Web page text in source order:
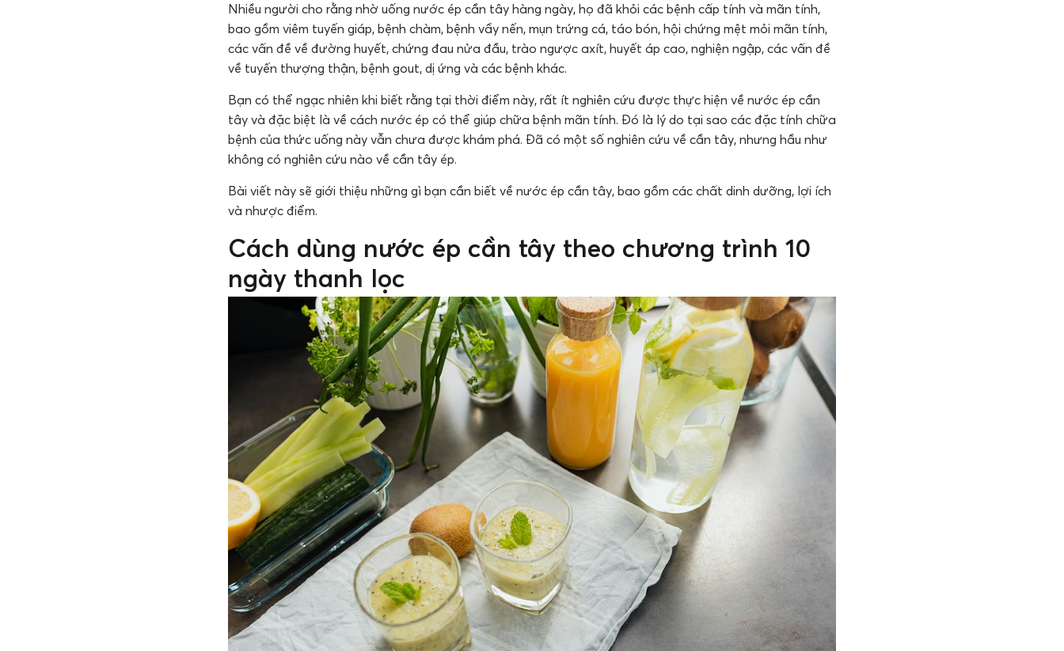
Nhiều người cho rằng nhờ uống nước ép cần tây hàng ngày, họ đã khỏi các bệnh cấp tính và mãn tính,
bao gồm viêm tuyến giáp, bệnh chàm, bệnh vẩy nến, mụn trứng cá, táo bón, hội chứng mệt mỏi mãn tính,
các vấn đề về đường huyết, chứng đau nửa đầu, trào ngược axít, huyết áp cao, nghiện ngập, các vấn đề
về tuyến thượng thận, bệnh gout, dị ứng và các bệnh khác.
Bạn có thể ngạc nhiên khi biết rằng tại thời điểm này, rất ít nghiên cứu được thực hiện về nước ép cần
tây và đặc biệt là về cách nước ép có thể giúp chữa bệnh mãn tính. Đó là lý do tại sao các đặc tính chữa
bệnh của thức uống này vẫn chưa được khám phá. Đã có một số nghiên cứu về cần tây, nhưng hầu như
không có nghiên cứu nào về cần tây ép.
Bài viết này sẽ giới thiệu những gì bạn cần biết về nước ép cần tây, bao gồm các chất dinh dưỡng, lợi ích
và nhược điểm.
Cách dùng nước ép cần tây theo chương trình 10
ngày thanh lọc